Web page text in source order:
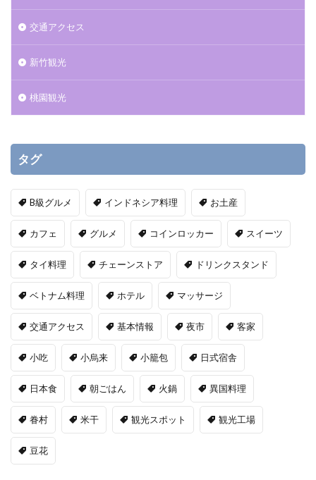
交通アクセス
新竹観光
桃園観光
タグ
B級グルメ インドネシア料理 お土産
カフェ グルメ コインロッカー スイーツ
タイ料理 チェーンストア ドリンクスタンド
ベトナム料理 ホテル マッサージ
交通アクセス 基本情報 夜市 客家
小吃 小烏来 小籠包 日式宿舎
日本食 朝ごはん 火鍋 異国料理
眷村 米干 観光スポット 観光工場
豆花